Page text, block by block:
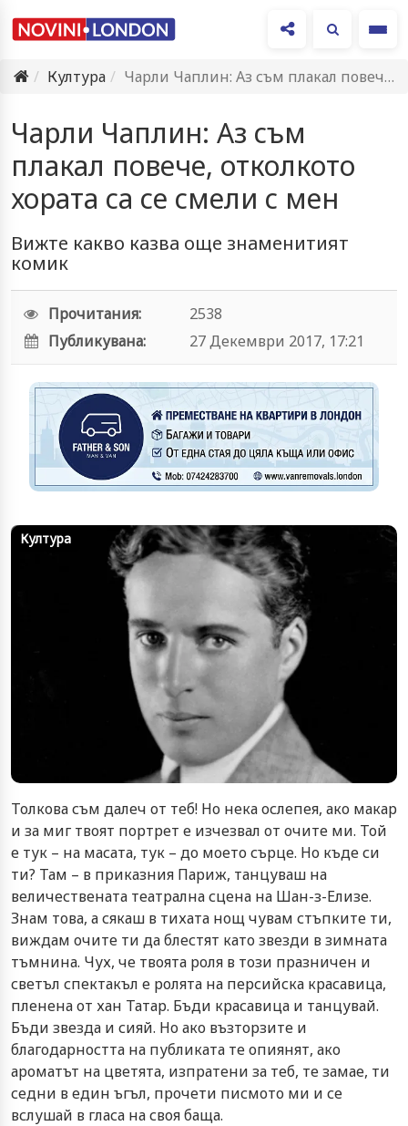
Култура
Чарли Чаплин: Аз съм плакал повече, отколкото хората са се…
Чарли Чаплин: Аз съм
плакал повече, отколкото
хората са се смели с мен
Вижте какво казва още знаменитият
комик
Прочитания:
2538
Публикувана:
27 Декември 2017, 17:21
Култура
Толкова съм далеч от теб! Но нека ослепея, ако макар
и за миг твоят портрет е изчезвал от очите ми. Той
е тук – на масата, тук – до моето сърце. Но къде си
ти? Там – в приказния Париж, танцуваш на
величествената театрална сцена на Шан-з-Елизе.
Знам това, а сякаш в тихата нощ чувам стъпките ти,
виждам очите ти да блестят като звезди в зимната
тъмнина. Чух, че твоята роля в този празничен и
светъл спектакъл е ролята на персийска красавица,
пленена от хан Татар. Бъди красавица и танцувай.
Бъди звезда и сияй. Но ако възторзите и
благодарността на публиката те опиянят, ако
ароматът на цветята, изпратени за теб, те замае, ти
седни в един ъгъл, прочети писмото ми и се
вслушай в гласа на своя баща.